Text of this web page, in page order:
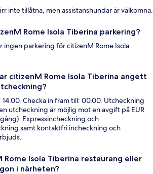
inte tillåtna, men assistanshundar är välkomna.
Rome Isola Tiberina parkering?
ingen parkering för citizenM Rome Isola
citizenM Rome Isola Tiberina angett
14.00. Checka in fram till: 00.00. Utcheckning
utcheckning är möjlig mot en avgift på EUR
Expressincheckning och
samt kontaktfri incheckning och
Rome Isola Tiberina restaurang eller
i närheten?